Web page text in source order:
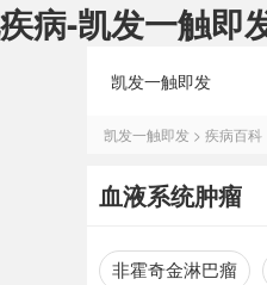
病-凯发一触即
凯发一触即发
凯发一触即发 > 疾病百科
血液系统肿瘤
非霍奇金淋巴瘤